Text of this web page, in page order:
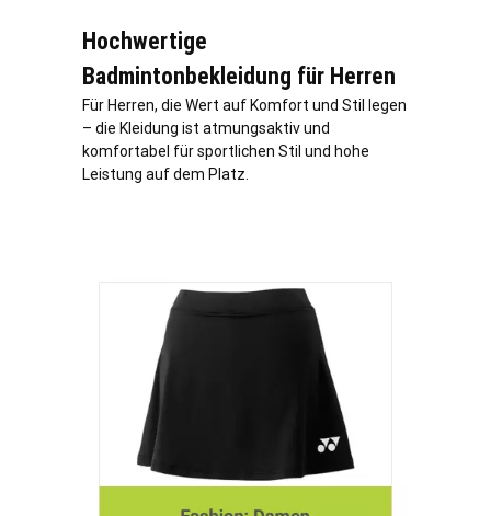
Hochwertige
Badmintonbekleidung für Herren
Für Herren, die Wert auf Komfort und Stil legen
– die Kleidung ist atmungsaktiv und
komfortabel für sportlichen Stil und hohe
Leistung auf dem Platz.